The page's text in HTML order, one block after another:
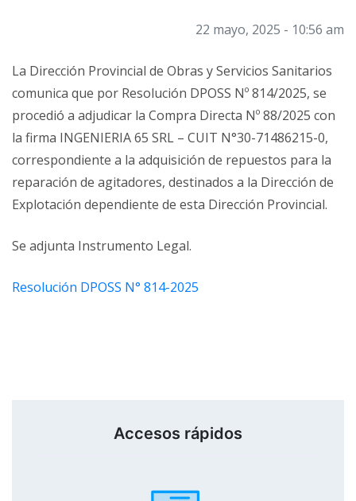
22 mayo, 2025 - 10:56 am
La Dirección Provincial de Obras y Servicios Sanitarios
comunica que por Resolución DPOSS Nº 814/2025, se
procedió a adjudicar la Compra Directa Nº 88/2025 con
la firma INGENIERIA 65 SRL – CUIT N°30-71486215-0,
correspondiente a la adquisición de repuestos para la
reparación de agitadores, destinados a la Dirección de
Explotación dependiente de esta Dirección Provincial.
Se adjunta Instrumento Legal.
Resolución DPOSS N° 814-2025
Accesos rápidos